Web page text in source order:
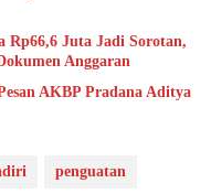
Rp66,6 Juta Jadi Sorotan,
Anggaran
AKBP Pradana Aditya
penguatan